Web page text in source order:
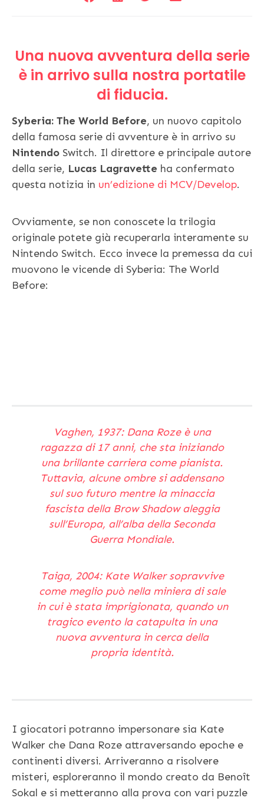
Una nuova avventura della serie
è in arrivo sulla nostra portatile
di fiducia.
Syberia: The World Before, un nuovo capitolo
della famosa serie di avventure è in arrivo su
Nintendo Switch. Il direttore e principale autore
della serie, Lucas Lagravette ha confermato
questa notizia in un’edizione di MCV/Develop.
Ovviamente, se non conoscete la trilogia
originale potete già recuperarla interamente su
Nintendo Switch. Ecco invece la premessa da cui
muovono le vicende di Syberia: The World
Before:
Vaghen, 1937: Dana Roze è una
ragazza di 17 anni, che sta iniziando
una brillante carriera come pianista.
Tuttavia, alcune ombre si addensano
sul suo futuro mentre la minaccia
fascista della Brow Shadow aleggia
sull’Europa, all’alba della Seconda
Guerra Mondiale.
Taiga, 2004: Kate Walker sopravvive
come meglio può nella miniera di sale
in cui è stata imprigionata, quando un
tragico evento la catapulta in una
nuova avventura in cerca della
propria identità.
I giocatori potranno impersonare sia Kate
Walker che Dana Roze attraversando epoche e
continenti diversi. Arriveranno a risolvere
misteri, esploreranno il mondo creato da Benoît
Sokal e si metteranno alla prova con vari puzzle